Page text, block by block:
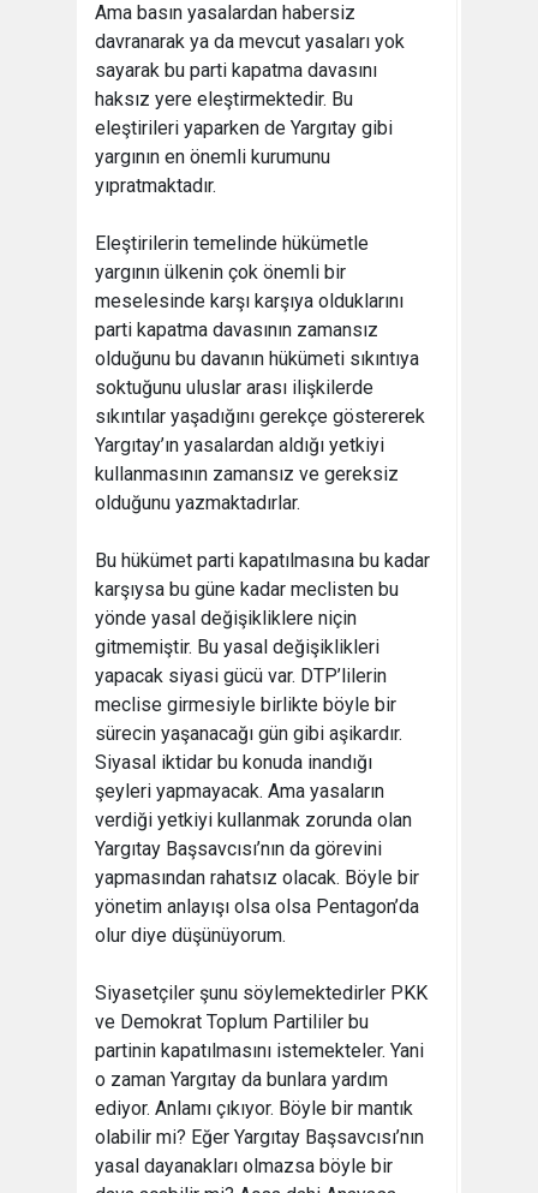
Ama basın yasalardan habersiz
davranarak ya da mevcut yasaları yok
sayarak bu parti kapatma davasını
haksız yere eleştirmektedir. Bu
eleştirileri yaparken de Yargıtay gibi
yargının en önemli kurumunu
yıpratmaktadır.
Eleştirilerin temelinde hükümetle
yargının ülkenin çok önemli bir
meselesinde karşı karşıya olduklarını
parti kapatma davasının zamansız
olduğunu bu davanın hükümeti sıkıntıya
soktuğunu uluslar arası ilişkilerde
sıkıntılar yaşadığını gerekçe göstererek
Yargıtay’ın yasalardan aldığı yetkiyi
kullanmasının zamansız ve gereksiz
olduğunu yazmaktadırlar.
Bu hükümet parti kapatılmasına bu kadar
karşıysa bu güne kadar meclisten bu
yönde yasal değişikliklere niçin
gitmemiştir. Bu yasal değişiklikleri
yapacak siyasi gücü var. DTP’lilerin
meclise girmesiyle birlikte böyle bir
sürecin yaşanacağı gün gibi aşikardır.
Siyasal iktidar bu konuda inandığı
şeyleri yapmayacak. Ama yasaların
verdiği yetkiyi kullanmak zorunda olan
Yargıtay Başsavcısı’nın da görevini
yapmasından rahatsız olacak. Böyle bir
yönetim anlayışı olsa olsa Pentagon’da
olur diye düşünüyorum.
Siyasetçiler şunu söylemektedirler PKK
ve Demokrat Toplum Partililer bu
partinin kapatılmasını istemekteler. Yani
o zaman Yargıtay da bunlara yardım
ediyor. Anlamı çıkıyor. Böyle bir mantık
olabilir mi? Eğer Yargıtay Başsavcısı’nın
yasal dayanakları olmazsa böyle bir